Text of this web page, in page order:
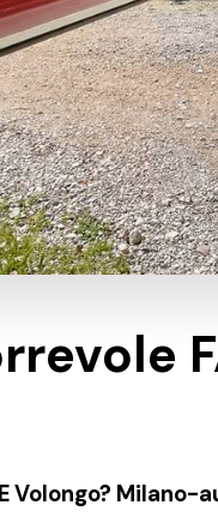
Volongo? Milano-